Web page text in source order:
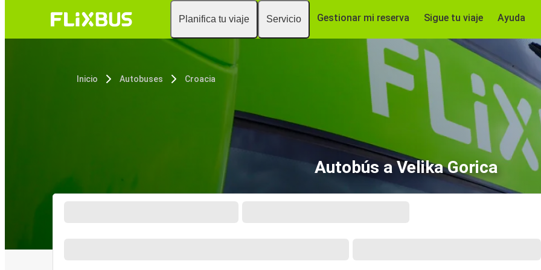
Planifica tu viaje Servicio Gestionar mi reserva Sigue tu viaje Ayuda
Inicio Autobuses Croacia
Autobús a Velika Gorica